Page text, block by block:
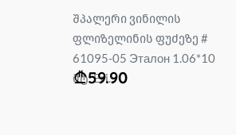
შპალერი ვინილის
ფლიზელინის ფუძეზე #
61095-05 Эталон 1.06*10
მტ. Eri...
59.90